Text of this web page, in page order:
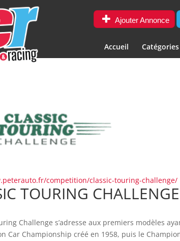
Ajouter Annonce
Accueil Catégories
competition/classic-touring-challenge/
TOURING CHALLENGE
Challenge s’adresse aux premiers modèles
Car Championship créé en 1958, puis le